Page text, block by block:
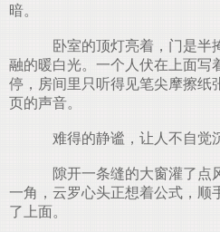
暗。
卧室的顶灯亮着，门是半
融的暖白光。一个人伏在上面写
停，房间里只听得见笔尖摩擦纸
页的声音。
难得的静谧，让人不自觉
隙开一条缝的大窗灌了点
一角，云罗心头正想着公式，顺
了上面。